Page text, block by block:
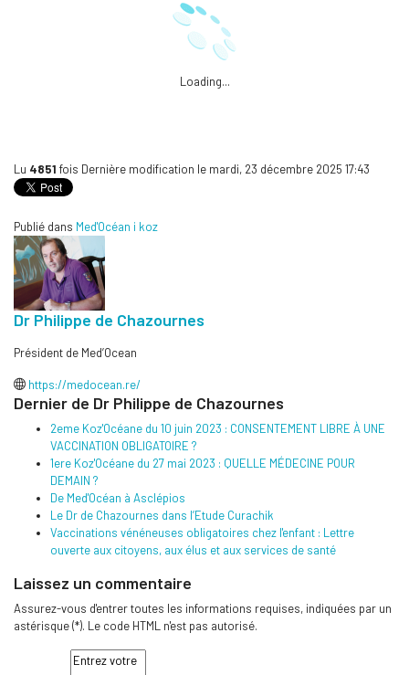
Loading...
Lu 4851 fois Dernière modification le mardi, 23 décembre 2025 17:43
Publié dans Med'Océan i koz
Dr Philippe de Chazournes
Président de Med’Ocean
https://medocean.re/
Dernier de Dr Philippe de Chazournes
2eme Koz'Océane du 10 juin 2023 : CONSENTEMENT LIBRE À UNE
VACCINATION OBLIGATOIRE ?
1ere Koz'Océane du 27 mai 2023 : QUELLE MÉDECINE POUR
DEMAIN ?
De Med'Océan à Asclépios
Le Dr de Chazournes dans l’Etude Curachik
Vaccinations vénéneuses obligatoires chez l'enfant : Lettre
ouverte aux citoyens, aux élus et aux services de santé
Laissez un commentaire
Assurez-vous d'entrer toutes les informations requises, indiquées par un
astérisque (*). Le code HTML n'est pas autorisé.